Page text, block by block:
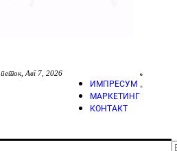
петок, Авг 7, 2026
ИМПРЕСУМ
МАРКЕТИНГ
КОНТАКТ